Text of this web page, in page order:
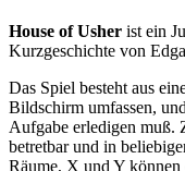
House of Usher ist ein
Kurzgeschichte von
Das Spiel besteht aus
Bildschirm umfassen,
Aufgabe erledigen muß.
betretbar und in
Räume, X und Y können